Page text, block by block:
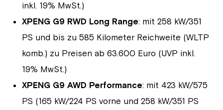
inkl. 19% MwSt.)
XPENG G9 RWD Long Range: mit 258 kW/351
PS und bis zu 585 Kilometer Reichweite (WLTP
komb.) zu Preisen ab 63.600 Euro (UVP inkl.
19% MwSt.)
XPENG G9 AWD Performance: mit 423 kW/575
PS (165 kW/224 PS vorne und 258 kW/351 PS